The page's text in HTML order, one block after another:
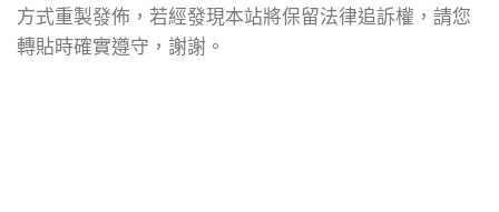
方式重製發佈，若經發現本站將保留法律追訴權，請您
轉貼時確實遵守，謝謝。